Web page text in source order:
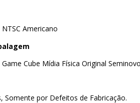
Americano
Cube Mídia Física Original
Somente por Defeitos de Fabricação.